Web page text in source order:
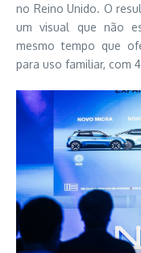
no Reino Unido. O
um visual que não
mesmo tempo que
para uso familiar, com